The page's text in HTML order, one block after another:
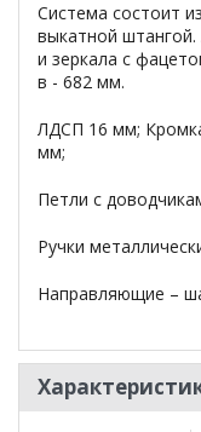
Система состоит
выкатной
и зеркала с
в - 682 мм.
ЛДСП 16 мм;
мм;
Петли с
Ручки
Направляющие –
Вес: 67 кг Объём: